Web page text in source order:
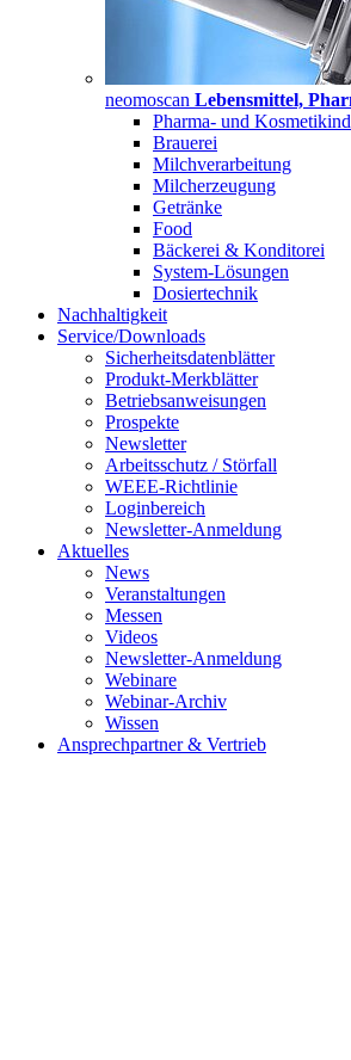
neomoscan Lebensmittel,
Pharma- und
Brauerei
Milchverarbeitung
Milcherzeugung
Getränke
Food
Bäckerei & Konditorei
System-Lösungen
Dosiertechnik
Nachhaltigkeit
Service/Downloads
Sicherheitsdatenblätter
Produkt-Merkblätter
Betriebsanweisungen
Prospekte
Newsletter
Arbeitsschutz / Störfall
WEEE-Richtlinie
Loginbereich
Newsletter-Anmeldung
Aktuelles
News
Veranstaltungen
Messen
Videos
Newsletter-Anmeldung
Webinare
Webinar-Archiv
Wissen
Ansprechpartner & Vertrieb